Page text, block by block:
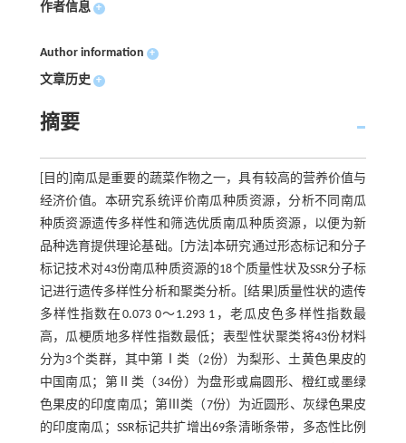
作者信息 +
Author information +
文章历史 +
摘要
[目的]南瓜是重要的蔬菜作物之一，具有较高的营养价值与
经济价值。本研究系统评价南瓜种质资源，分析不同南瓜
种质资源遗传多样性和筛选优质南瓜种质资源，以便为新
品种选育提供理论基础。[方法]本研究通过形态标记和分子
标记技术对43份南瓜种质资源的18个质量性状及SSR分子标
记进行遗传多样性分析和聚类分析。[结果]质量性状的遗传
多样性指数在0.073 0～1.293 1，老瓜皮色多样性指数最
高，瓜梗质地多样性指数最低；表型性状聚类将43份材料
分为3个类群，其中第Ⅰ类（2份）为梨形、土黄色果皮的
中国南瓜；第Ⅱ类（34份）为盘形或扁圆形、橙红或墨绿
色果皮的印度南瓜；第Ⅲ类（7份）为近圆形、灰绿色果皮
的印度南瓜；SSR标记共扩增出69条清晰条带，多态性比例